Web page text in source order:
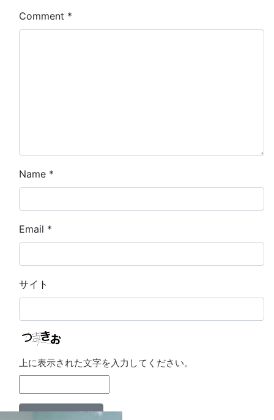
Comment *
Name *
Email *
サイト
上に表示された文字を入力してください。